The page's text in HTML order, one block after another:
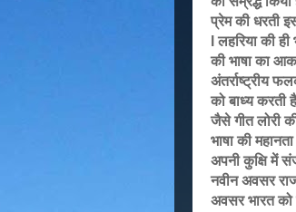
प्रेम की धरती
l लहरिया की
की भाषा का
अंतर्राष्ट्रीय
को बाध्य करती
जैसे गीत लोरी
भाषा की
अपनी कुक्षि में
नवीन अवसर
अवसर भारत को